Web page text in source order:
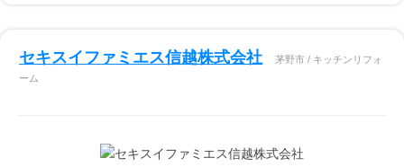
セキスイファミエス信越株式会社
茅野市 / キッチンリフォ
ーム